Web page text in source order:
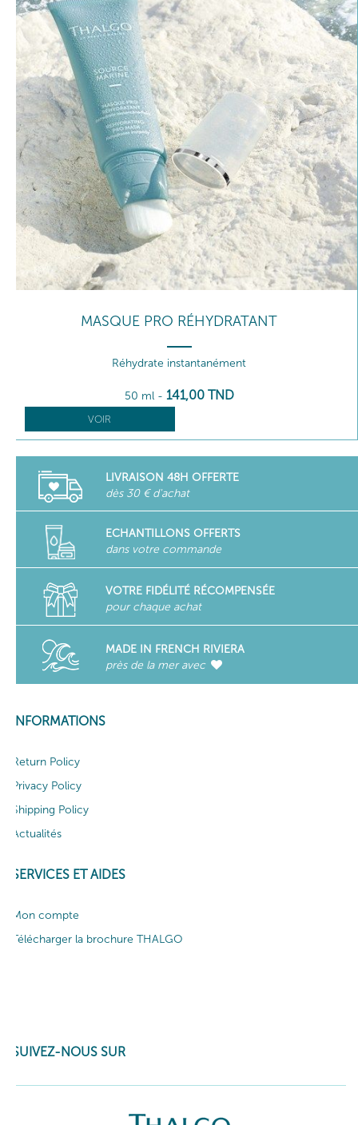
MASQUE PRO RÉHYDRATANT
Réhydrate instantanément
50 ml - 141,00 TND
VOIR
LIVRAISON 48H OFFERTE
dès 30 € d'achat
ECHANTILLONS OFFERTS
dans votre commande
VOTRE FIDÉLITÉ RÉCOMPENSÉE
pour chaque achat
MADE IN FRENCH RIVIERA
près de la mer avec
INFORMATIONS
Return Policy
Privacy Policy
Shipping Policy
Actualités
SERVICES ET AIDES
Mon compte
Télécharger la brochure THALGO
SUIVEZ-NOUS SUR